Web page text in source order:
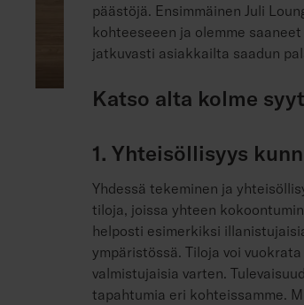
päästöjä. Ensimmäinen Juli
kohteeseeen ja olemme
jatkuvasti asiakkailta saadun
Katso alta kolme
1. Yhteisöllisyys
Yhdessä tekeminen ja
tiloja, joissa yhteen
helposti esimerkiksi
ympäristössä. Tiloja voi
valmistujaisia varten.
tapahtumia eri kohteissamme.